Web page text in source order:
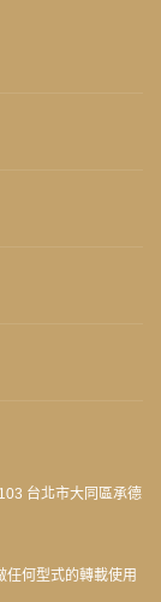
台北市大同區承德
何型式的轉載使用